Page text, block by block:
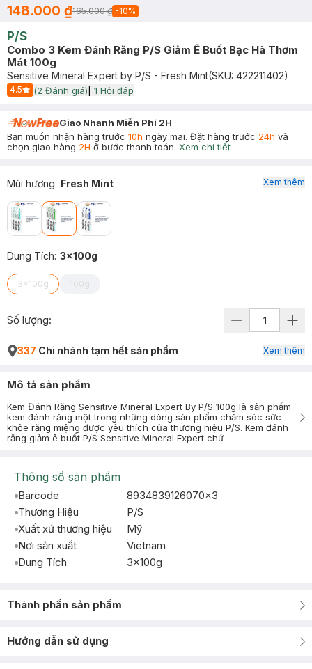
148.000 ₫165.000 ₫ -10%
P/S
Combo 3 Kem Đánh Răng P/S Giảm Ê Buốt Bạc Hà Thơm
Mát 100g
Sensitive Mineral Expert by P/S - Fresh Mint(SKU: 422211402)
4.5
Start Icon
(2 Đánh giá) 1 Hỏi đáp
Giao Nhanh Miễn Phí 2H
Bạn muốn nhận hàng trước 10h ngày mai. Đặt hàng trước 24h và
chọn giao hàng 2H ở bước thanh toán. Xem chi tiết
Mùi hương: Fresh Mint
Dung Tích: 3x100g
3x100g 100g
Xem thêm
Số lượng:
337 Chi nhánh tạm hết sản phẩm Xem thêm
Mô tả sản phẩm
Kem Đánh Răng Sensitive Mineral Expert By P/S 100g là sản phẩm
kem đánh răng một trong những dòng sản phẩm chăm sóc sức
khỏe răng miệng được yêu thích của thương hiệu P/S. Kem đánh
răng giảm ê buốt P/S Sensitive Mineral Expert chứ
Thông số sản phẩm
Barcode
8934839126070x3
Thương Hiệu
P/S
Xuất xứ thương hiệu
Mỹ
Nơi sản xuất
Vietnam
Dung Tích
3x100g
Thành phần sản phẩm
Hướng dẫn sử dụng